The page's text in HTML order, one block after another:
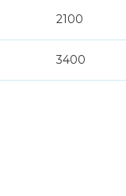
2100
3400